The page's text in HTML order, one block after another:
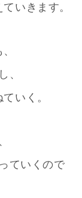
いきます。
、
いく。
ていくので